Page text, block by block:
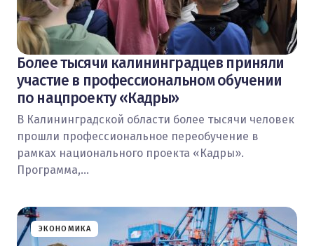
Более тысячи калининградцев приняли
участие в профессиональном обучении
по нацпроекту «Кадры»
В Калининградской области более тысячи человек
прошли профессиональное переобучение в
рамках национального проекта «Кадры».
Программа,…
ЭКОНОМИКА